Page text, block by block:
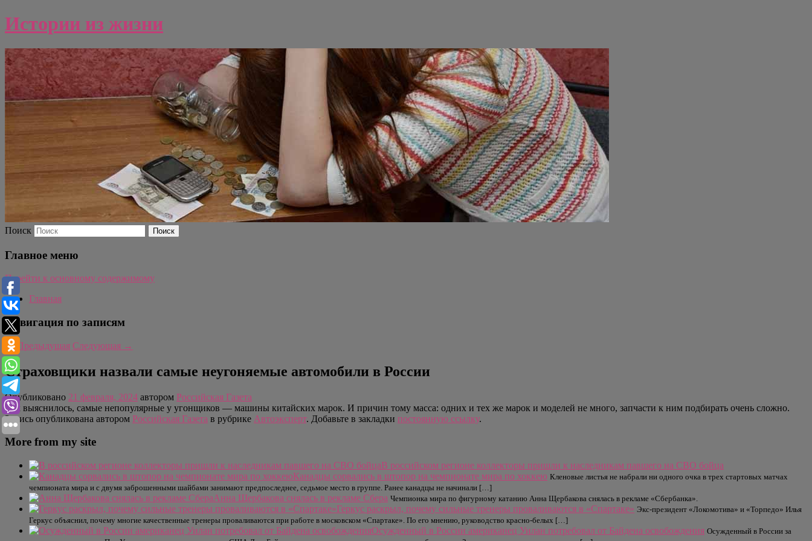
Истории из жизни
Поиск
Главное меню
Перейти к основному содержимому
Главная
Навигация по записям
←Предыдущая Следующая →
Страховщики назвали самые неугоняемые автомобили в России
Опубликовано 21 февраля, 2024 автором Российская Газета
Как выяснилось, самые непопулярные у угонщиков — машины китайских марок. И причин тому масса: одних и тех же марок и моделей не много, запчасти к ним подбирать очень сложно.
Запись опубликована автором Российская Газета в рубрике Автоэксперт. Добавьте в закладки постоянную ссылку.
More from my site
В российском регионе коллекторы пришли к наследникам павшего на СВО бойца
Канадцы сорвались в штопор на чемпионате мира по хоккею Кленовые листья не набрали ни одного очка в трех стартовых матчах
чемпионата мира и с двумя заброшенными шайбами занимают предпоследнее, седьмое место в группе. Ранее канадцы не начинали […]
Анна Щербакова снялась в рекламе Сбера Чемпионка мира по фигурному катанию Анна Щербакова снялась в рекламе «Сбербанка».
Геркус раскрыл, почему сильные тренеры проваливаются в «Спартаке» Экс-президент «Локомотива» и «Торпедо» Илья
Геркус объяснил, почему многие качественные тренеры проваливаются при работе в московском «Спартаке». По его мнению, руководство красно-белых […]
Осужденный в России американец Уилан потребовал от Байдена освобождения Осужденный в России за